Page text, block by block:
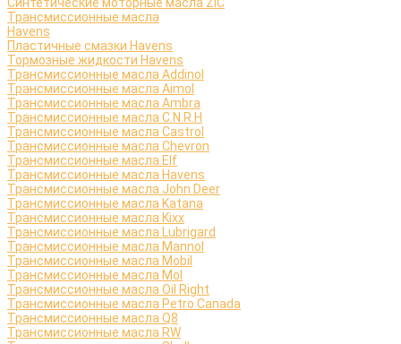
Трансмиссионные масла
Havens
Пластичные смазки Havens
Тормозные жидкости Havens
Трансмиссионные масла Addinol
Трансмиссионные масла Aimol
Трансмиссионные масла Ambra
Трансмиссионные масла C.N.R.H
Трансмиссионные масла Castrol
Трансмиссионные масла Chevron
Трансмиссионные масла Elf
Трансмиссионные масла Havens
Трансмиссионные масла John Deer
Трансмиссионные масла Katana
Трансмиссионные масла Kixx
Трансмиссионные масла Lubrigard
Трансмиссионные масла Mannol
Трансмиссионные масла Mobil
Трансмиссионные масла Mol
Трансмиссионные масла Oil Right
Трансмиссионные масла Petro Canada
Трансмиссионные масла Q8
Трансмиссионные масла RW